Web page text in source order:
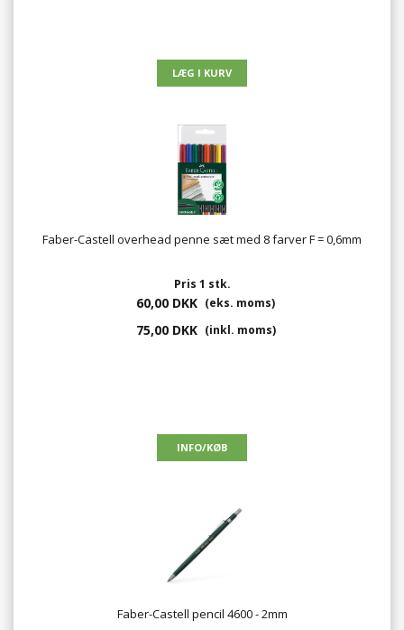
Faber-Castell overhead penne sæt med 8 farver F = 0,6mm
Pris 1 stk.
60,00 DKK (eks. moms)
75,00 DKK (inkl. moms)
Faber-Castell pencil 4600 - 2mm